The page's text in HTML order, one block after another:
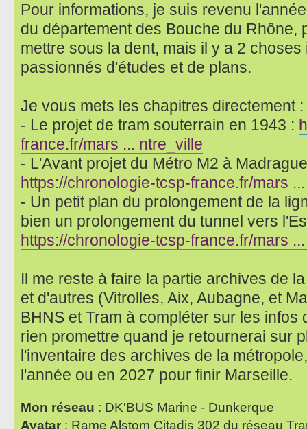
Pour informations, je suis revenu
du département des Bouche du Rhône,
mettre sous la dent, mais il y a 2
passionnés d'études et de plans.
Je vous mets les chapitres directement :
- Le projet de tram souterrain en 1943 :
france.fr/mars ... ntre_ville
- L'Avant projet du Métro M2 à
https://chronologie-tcsp-france.fr/mars
- Un petit plan du prolongement de la
bien un prolongement du tunnel vers
https://chronologie-tcsp-france.fr/mars
Il me reste à faire la partie archives de
et d'autres (Vitrolles, Aix, Aubagne, et
BHNS et Tram à compléter sur les
rien promettre quand je retournerai sur
l'inventaire des archives de la
l'année ou en 2027 pour finir Marseille.
Mon réseau : DK'BUS Marine - Dunkerque
Avatar : Rame Alstom Citadis 302 du réseau